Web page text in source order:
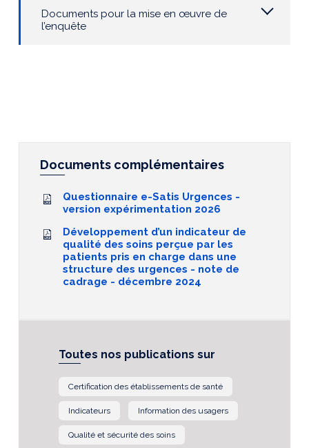
Documents pour la mise en œuvre de
l’enquête
Documents complémentaires
Questionnaire e-Satis Urgences -
version expérimentation 2026
Développement d’un indicateur de
qualité des soins perçue par les
patients pris en charge dans une
structure des urgences - note de
cadrage - décembre 2024
Toutes nos publications sur
Certification des établissements de santé
Indicateurs Information des usagers
Qualité et sécurité des soins